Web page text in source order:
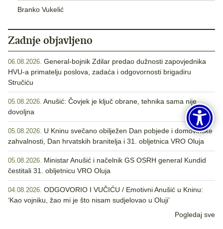
Branko Vukelić
Zadnje objavljeno
06.08.2026. General-bojnik Zdilar predao dužnosti zapovjednika
HVU-a primatelju poslova, zadaća i odgovornosti brigadiru
Stručiću
05.08.2026. Anušić: Čovjek je ključ obrane, tehnika sama nije
dovoljna
05.08.2026. U Kninu svečano obilježen Dan pobjede i domovinske
zahvalnosti, Dan hrvatskih branitelja i 31. obljetnica VRO Oluja
05.08.2026. Ministar Anušić i načelnik GS OSRH general Kundid
čestitali 31. obljetnicu VRO Oluja
04.08.2026. ODGOVORIO I VUČIĆU / Emotivni Anušić u Kninu:
‘Kao vojniku, žao mi je što nisam sudjelovao u Oluji’
Pogledaj sve